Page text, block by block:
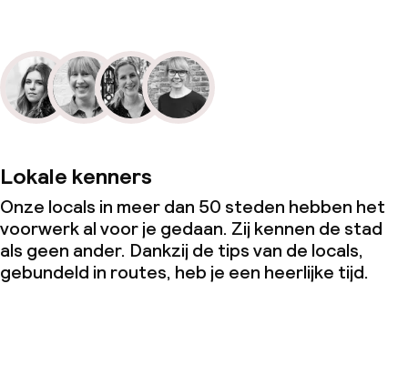
Lokale kenners
Onze locals in meer dan 50 steden hebben het
voorwerk al voor je gedaan. Zij kennen de stad
als geen ander. Dankzij de tips van de locals,
gebundeld in routes, heb je een heerlijke tijd.